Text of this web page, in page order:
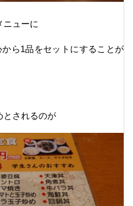
ニューに
ら1品をセットにすることが
とされるのが